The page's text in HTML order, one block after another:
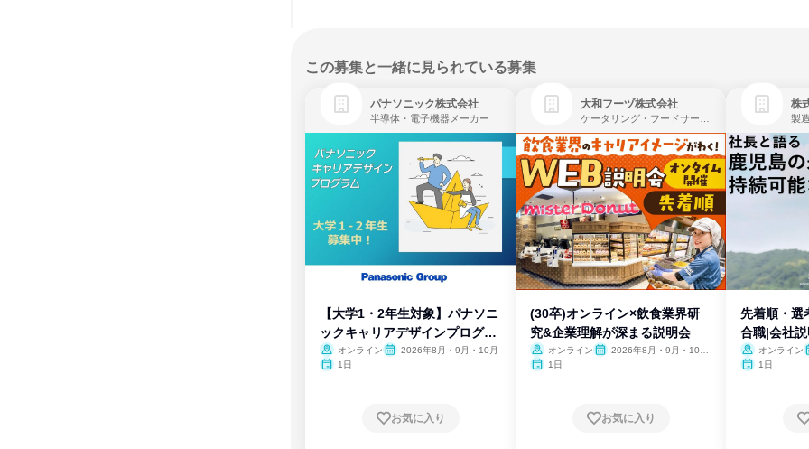
この募集と一緒に見られている募集
パナソニック株式会社
半導体・電子機器メーカー
【大学1・2年生対象】パナソニ
ックキャリアデザインプログラ
ム
オンライン
2026年8月・9月・10月
1日
お気に入り
大和フーヅ株式会社
(30卒)オンライン×飲食業界研
究&企業理解が深まる説明会
オンライン
2026年8月・9月・10
1日
お気に入り
株
製
先着順・選
合職|会社
オンライン
1日